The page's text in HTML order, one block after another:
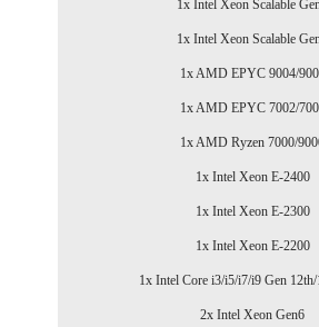
1x Intel Xeon Scalable
1x Intel Xeon Scalable
1x AMD EPYC 9004/
1x AMD EPYC 7002/
1x AMD Ryzen 7000/
1x Intel Xeon E-2400
1x Intel Xeon E-2300
1x Intel Xeon E-2200
1x Intel Core i3/i5/i7/i9 Gen
2x Intel Xeon Gen6